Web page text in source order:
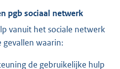
pgb sociaal netwerk
vanuit het sociale netwerk
waarin:
de gebruikelijke hulp